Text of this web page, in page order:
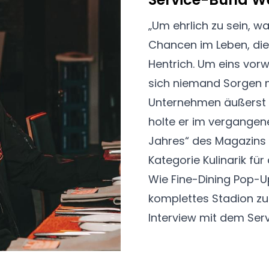
„Um ehrlich zu sein,
Chancen im Leben,
Hentrich. Um eins
sich niemand Sorgen
Unternehmen
holte er im
Jahres“ des
Kategorie Kulinarik für
Wie Fine-Dining Pop-
komplettes Stadion
Interview mit dem